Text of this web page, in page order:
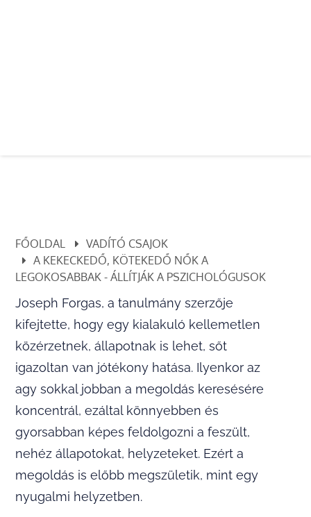
FŐOLDAL
VADÍTÓ CSAJOK
A KEKECKEDŐ, KÖTEKEDŐ NŐK A
LEGOKOSABBAK - ÁLLÍTJÁK A PSZICHOLÓGUSOK
Joseph Forgas, a tanulmány szerzője
kifejtette, hogy egy kialakuló kellemetlen
közérzetnek, állapotnak is lehet, sőt
igazoltan van jótékony hatása. Ilyenkor az
agy sokkal jobban a megoldás keresésére
koncentrál, ezáltal könnyebben és
gyorsabban képes feldolgozni a feszült,
nehéz állapotokat, helyzeteket. Ezért a
megoldás is előbb megszületik, mint egy
nyugalmi helyzetben.